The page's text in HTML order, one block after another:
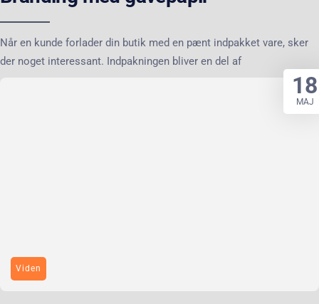
Når en kunde forlader din butik med en pænt indpakket vare, sker
der noget interessant. Indpakningen bliver en del af
Viden
18
MAJ